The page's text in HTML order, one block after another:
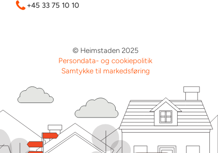
+45 33 75 10 10
© Heimstaden 2025
Persondata- og cookiepolitik
Samtykke til markedsføring